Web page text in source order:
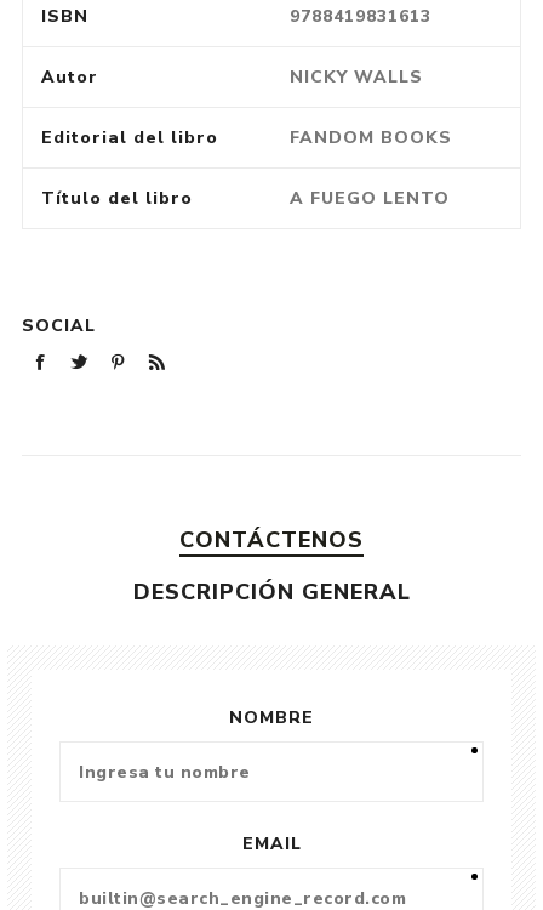
ISBN 9788419831613
Autor NICKY WALLS
Editorial del libro FANDOM BOOKS
Título del libro A FUEGO LENTO
SOCIAL
CONTÁCTENOS
DESCRIPCIÓN GENERAL
NOMBRE
EMAIL